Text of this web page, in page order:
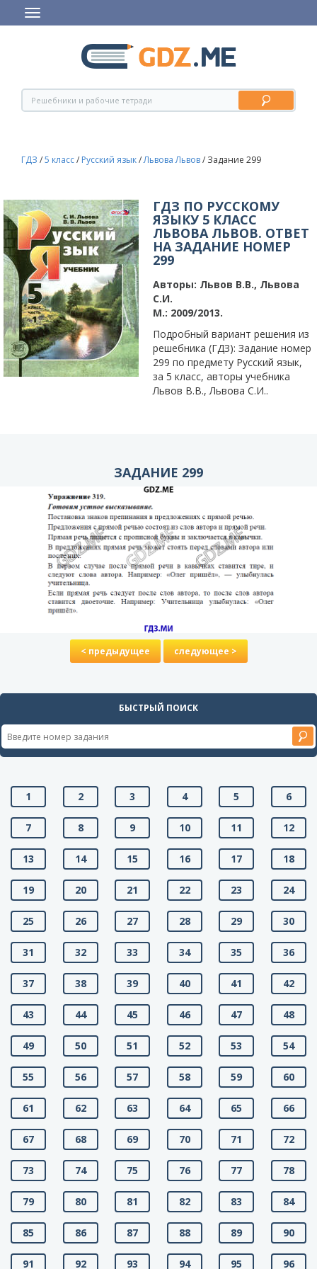
ГДЗ /5 класс/ Русский язык/Львова Львов/ Задание 299
ГДЗ ПО РУССКОМУ
ЯЗЫКУ 5 КЛАСС
ЛЬВОВА ЛЬВОВ. ОТВЕТ
НА ЗАДАНИЕ НОМЕР
299
Авторы: Львов В.В., Львова
С.И.
М.: 2009/2013.
Подробный вариант решения из
решебника (ГДЗ): Задание номер
299 по предмету Русский язык,
за 5 класс, авторы учебника
Львов В.В., Львова С.И..
ЗАДАНИЕ 299
< предыдущее следующее >
БЫСТРЫЙ ПОИСК
1 2 3 4 5 6
7 8 9 10 11 12
13 14 15 16 17 18
19 20 21 22 23 24
25 26 27 28 29 30
31 32 33 34 35 36
37 38 39 40 41 42
43 44 45 46 47 48
49 50 51 52 53 54
55 56 57 58 59 60
61 62 63 64 65 66
67 68 69 70 71 72
73 74 75 76 77 78
79 80 81 82 83 84
85 86 87 88 89 90
91 92 93 94 95 96